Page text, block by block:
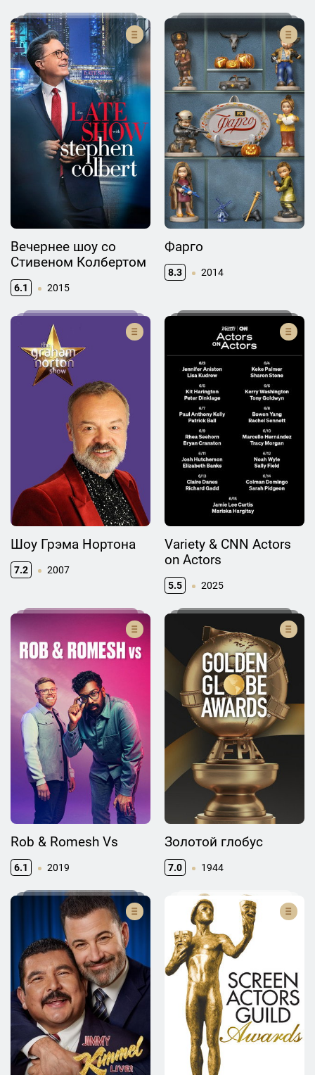
Вечернее шоу со
Стивеном Колбертом
6.1 2015
Фарго
8.3 2014
Шоу Грэма Нортона
7.2 2007
Variety & CNN Actors
on Actors
5.5 2025
Rob & Romesh Vs
6.1 2019
Золотой глобус
7.0 1944